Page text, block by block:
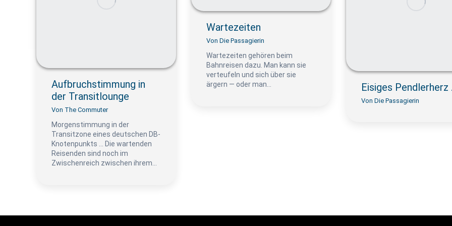
Aufbruchstimmung in
der Transitlounge
Von The Commuter
Morgenstimmung in der
Transitzone eines deutschen DB-
Knotenpunkts … Die wartenden
Reisenden sind noch im
Zwischenreich zwischen ihrem…
Wartezeiten
Von Die Passagierin
Wartezeiten gehören beim
Bahnreisen dazu. Man kann sie
verteufeln und sich über sie
ärgern — oder man…
Eisiges Pendlerherz
Von Die Passagierin